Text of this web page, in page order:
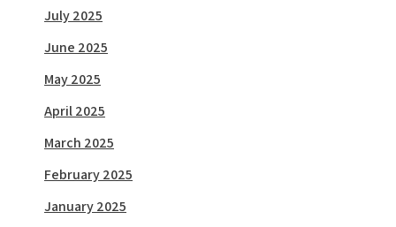
July 2025
June 2025
May 2025
April 2025
March 2025
February 2025
January 2025